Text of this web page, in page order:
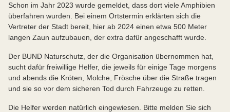
Schon im Jahr 2023 wurde gemeldet, dass dort viele Amphibien
überfahren wurden. Bei einem Ortstermin erklärten sich die
Vertreter der Stadt bereit, hier ab 2024 einen etwa 500 Meter
langen Zaun aufzubauen, der extra dafür angeschafft wurde.
Der BUND Naturschutz, der die Organisation übernommen hat,
sucht dafür freiwillige Helfer, die jeweils für einige Tage morgens
und abends die Kröten, Molche, Frösche über die Straße tragen
und sie so vor dem sicheren Tod durch Fahrzeuge zu retten.
Die Helfer werden natürlich eingewiesen. Bitte melden Sie sich